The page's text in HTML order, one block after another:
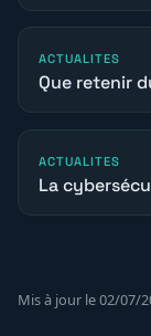
ACTUALITES
Que retenir
ACTUALITES
La
Mis à jour le 02/07/